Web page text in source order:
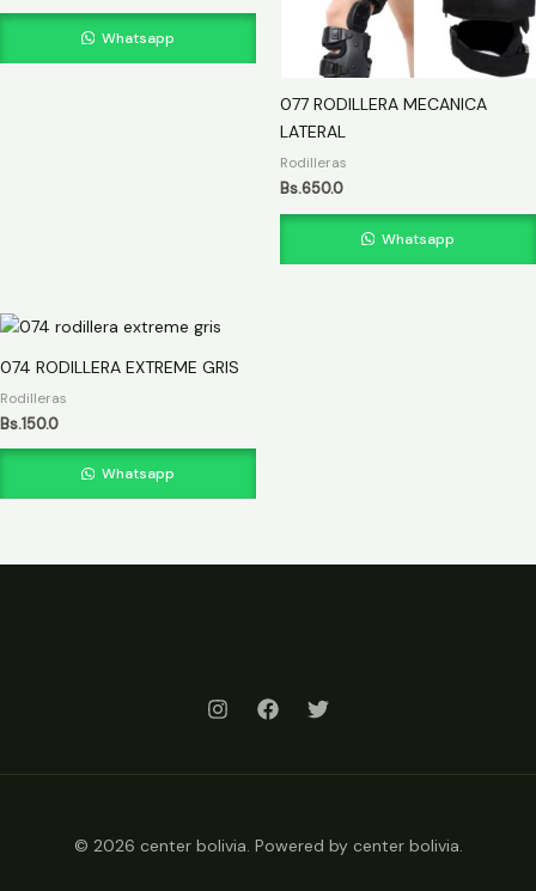
Whatsapp
077 RODILLERA MECANICA
LATERAL
Rodilleras
Bs.650.0
Whatsapp
074 RODILLERA EXTREME GRIS
Rodilleras
Bs.150.0
Whatsapp
© 2026 center bolivia. Powered by center bolivia.